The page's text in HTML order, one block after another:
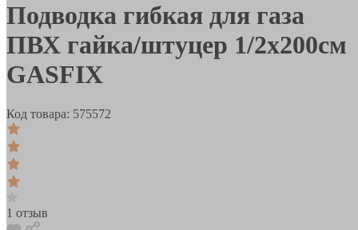
Подводка гибкая для газа
ПВХ гайка/штуцер 1/2х200см
GASFIX
Код товара: 575572
1 отзыв